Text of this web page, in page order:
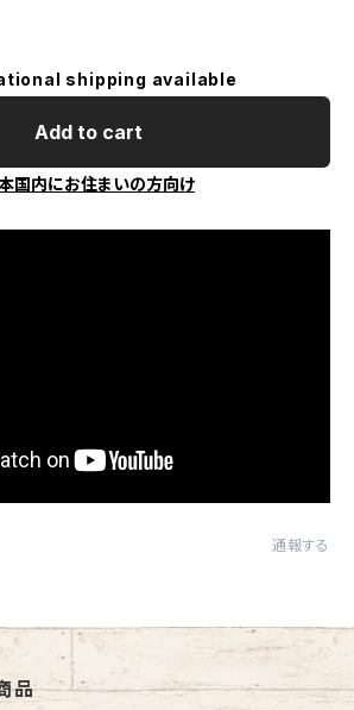
shipping available
Add to cart
国内にお住まいの方向け
通報する
品